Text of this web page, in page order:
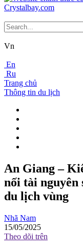
Vn
En
Ru
Trang chủ
Thông tin du lịch
An Giang –
nối tài nguyên
du lịch vùng
Nhã Nam
15/05/2025
Theo dõi trên